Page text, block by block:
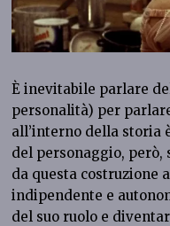
È inevitabile parlare
personalità) per
all’interno della storia
del personaggio,
da questa costruzione
indipendente e
del suo ruolo e